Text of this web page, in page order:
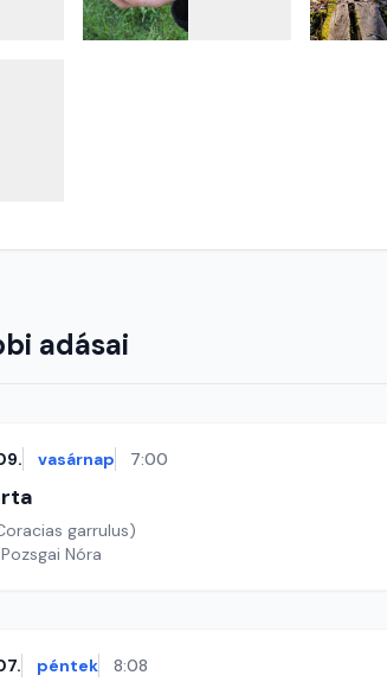
adásai
vasárnap 7:00
garrulus)
Nóra
péntek 8:08